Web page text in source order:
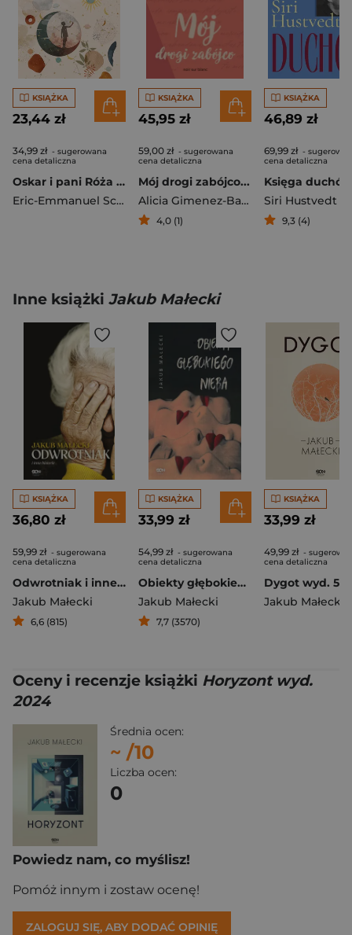
KSIĄŻKA
23,44 zł
34,99 zł - sugerowana
cena detaliczna
Oskar i pani Róża 2026
Eric-Emmanuel Schmitt
KSIĄŻKA
45,95 zł
59,00 zł - sugerowana
cena detaliczna
Mój drogi zabójco...
Alicia Gimenez-Bartlett
4,0 (1)
KSIĄŻKA
46,89 zł
69,99 zł -
cena detaliczna
Księga duchów
Siri Hustvedt
9,3 (4)
Inne książki Jakub Małecki
KSIĄŻKA
36,80 zł
59,99 zł - sugerowana
cena detaliczna
Odwrotniak i inne historie
Jakub Małecki
6,6 (815)
KSIĄŻKA
33,99 zł
54,99 zł - sugerowana
cena detaliczna
Obiekty głębokiego nieba
Jakub Małecki
7,7 (3570)
KSIĄŻKA
33,99 zł
49,99 zł -
cena detaliczna
Dygot wyd. 5
Jakub Małecki
Oceny i recenzje książki Horyzont wyd.
2024
Średnia ocen:
~ /10
Liczba ocen:
0
Powiedz nam, co myślisz!
Pomóż innym i zostaw ocenę!
ZALOGUJ SIĘ, ABY DODAĆ OPINIĘ